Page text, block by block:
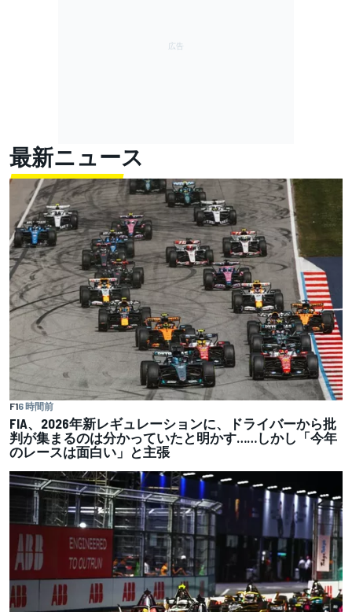
最新ニュース
F16 時間前
FIA、2026年新レギュレーションに、ドライバーから批
判が集まるのは分かっていたと明かす……しかし「今年
のレースは面白い」と主張